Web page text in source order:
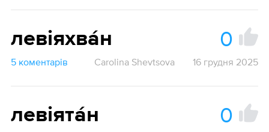
левіяхва́н 0
5 коментарів Carolina Shevtsova 16 грудня 2025
левіята́н 0